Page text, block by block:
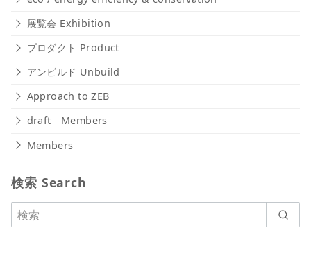
展覧会 Exhibition
プロダクト Product
アンビルド Unbuild
Approach to ZEB
draft Members
Members
検索 Search